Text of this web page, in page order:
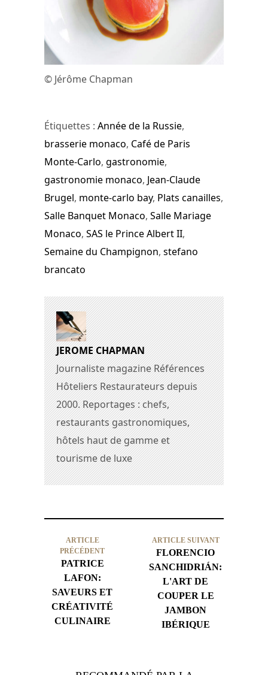
© Jérôme Chapman
Étiquettes : Année de la Russie,
brasserie monaco, Café de Paris
Monte-Carlo, gastronomie,
gastronomie monaco, Jean-Claude
Brugel, monte-carlo bay, Plats canailles,
Salle Banquet Monaco, Salle Mariage
Monaco, SAS le Prince Albert II,
Semaine du Champignon, stefano
brancato
JEROME CHAPMAN
Journaliste magazine Références
Hôteliers Restaurateurs depuis
2000. Reportages : chefs,
restaurants gastronomiques,
hôtels haut de gamme et
tourisme de luxe
ARTICLE
PRÉCÉDENT
PATRICE
LAFON:
SAVEURS ET
CRÉATIVITÉ
CULINAIRE
ARTICLE SUIVANT
FLORENCIO
SANCHIDRIÁN:
L'ART DE
COUPER LE
JAMBON
IBÉRIQUE